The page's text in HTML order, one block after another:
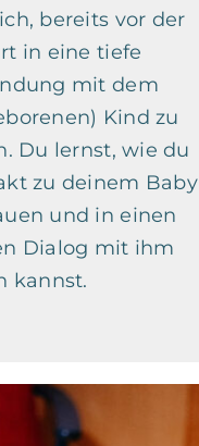
bereits vor der
in eine tiefe
mit dem
Kind zu
Du lernst, wie du
zu deinem Baby
und in einen
Dialog mit ihm
kannst.